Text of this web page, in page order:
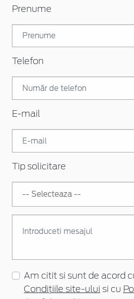
Prenume
Telefon
E-mail
Tip solicitare
Am citit si sunt de acord
Condițiile site-ului si cu